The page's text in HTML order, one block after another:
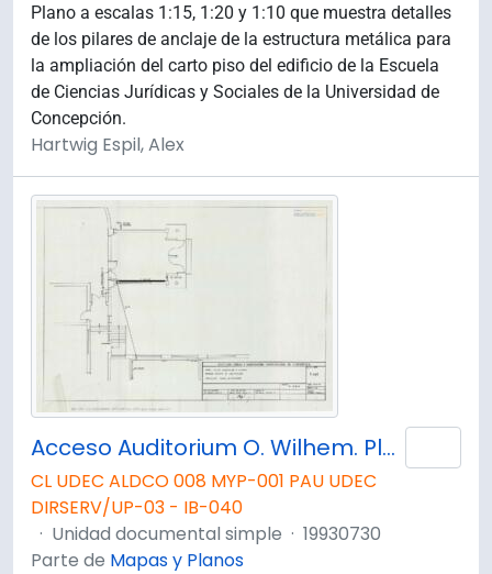
Plano a escalas 1:15, 1:20 y 1:10 que muestra detalles
de los pilares de anclaje de la estructura metálica para
la ampliación del carto piso del edificio de la Escuela
de Ciencias Jurídicas y Sociales de la Universidad de
Concepción.
Hartwig Espil, Alex
Acceso Auditorium O. Wilhem. Planta de Calefacción.
CL UDEC ALDCO 008 MYP-001 PAU UDEC
DIRSERV/UP-03 - IB-040
· Unidad documental simple · 19930730
Parte de Mapas y Planos